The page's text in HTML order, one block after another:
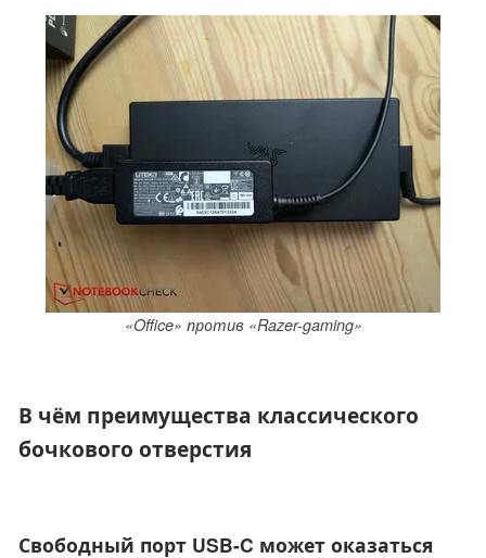
«Office» против «Razer-gaming»
В чём преимущества классического
бочкового отверстия
Свободный порт USB-C может оказаться